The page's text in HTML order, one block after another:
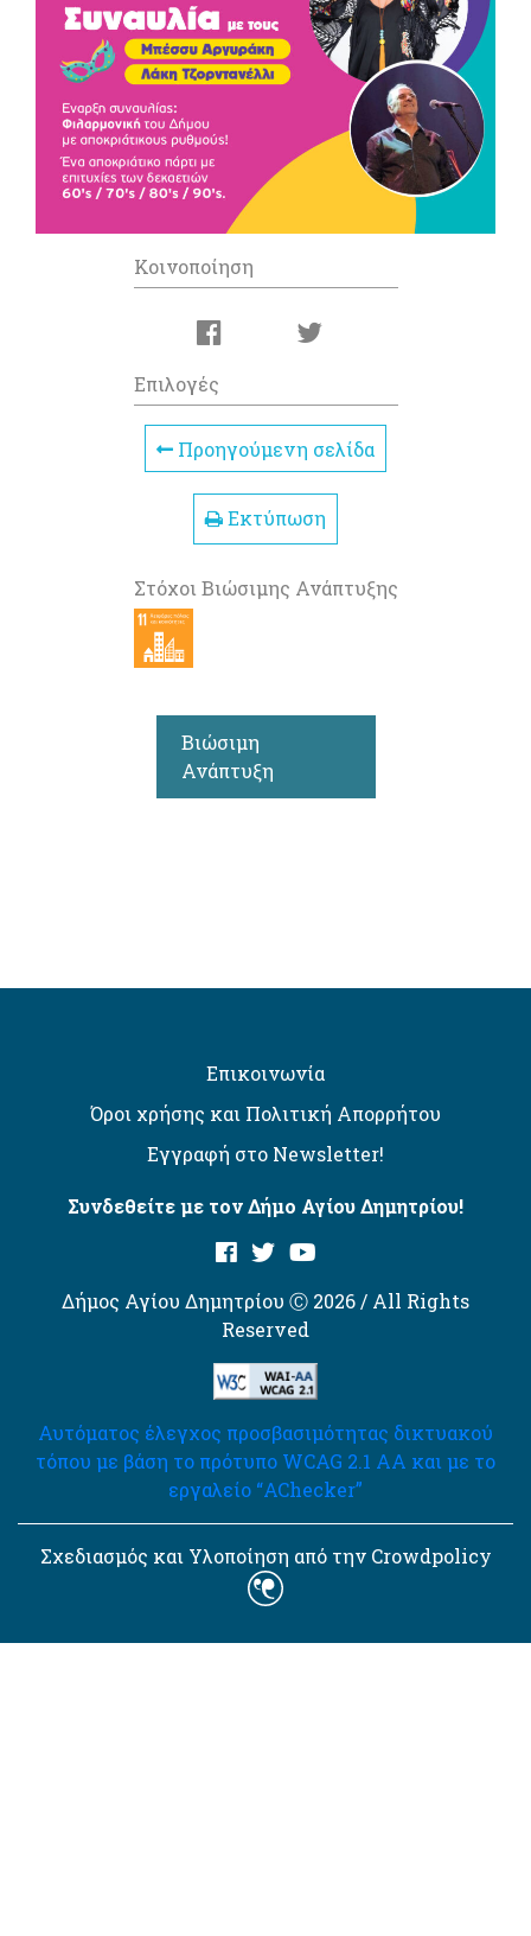
Κοινοποίηση
Επιλογές
Προηγούμενη σελίδα
Εκτύπωση
Στόχοι Βιώσιμης Ανάπτυξης
Βιώσιμη
Ανάπτυξη
Επικοινωνία
Όροι χρήσης και Πολιτική Απορρήτου
Εγγραφή στο Newsletter!
Συνδεθείτε με τον Δήμο Αγίου Δημητρίου!
Δήμος Αγίου Δημητρίου Ⓒ 2026 / All Rights
Reserved
Αυτόματος έλεγχος προσβασιμότητας δικτυακού
τόπου με βάση το πρότυπο WCAG 2.1 AA και με το
εργαλείο “AChecker”
Σχεδιασμός και Υλοποίηση από την Crowdpolicy